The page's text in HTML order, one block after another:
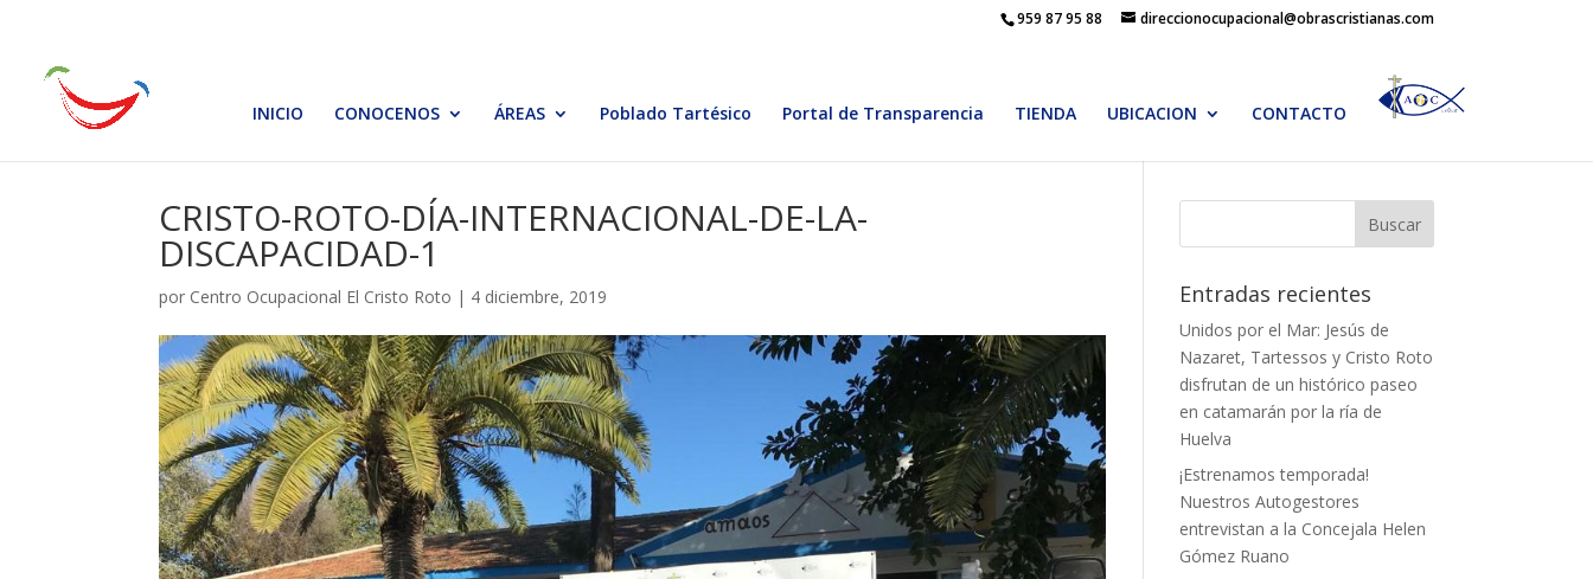
959 87 95 88 direccionocupacional@obrascristianas.com
INICIO CONOCENOS ÁREAS Poblado Tartésico Portal de Transparencia TIENDA UBICACION CONTACTO
CRISTO-ROTO-DÍA-INTERNACIONAL-DE-LA-
DISCAPACIDAD-1
por Centro Ocupacional El Cristo Roto | 4 diciembre, 2019 Entradas recientes
Unidos por el Mar: Jesús de
Nazaret, Tartessos y Cristo Roto
disfrutan de un histórico paseo
en catamarán por la ría de
Huelva
¡Estrenamos temporada!
Nuestros Autogestores
entrevistan a la Concejala Helen
Gómez Ruano